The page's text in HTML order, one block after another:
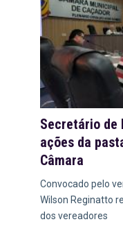
Secretário
ações da
Câmara
Convocado pelo
Wilson Reginatto
dos vereadores